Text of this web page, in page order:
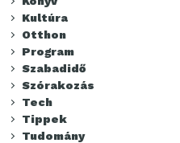
Kultúra
Otthon
Program
Szabadidő
Szórakozás
Tech
Tippek
Tudomány